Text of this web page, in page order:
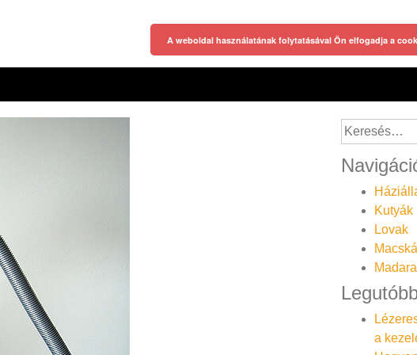
Keresés:
Kutyák
Lovak
a
A weboldal használatának folytatásával Ön elfogadja a